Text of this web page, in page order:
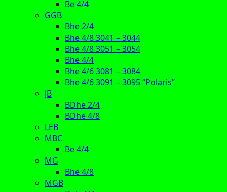
Be 4/4
GGB
Bhe 2/4
Bhe 4/8 3041 – 3044
Bhe 4/8 3051 – 3054
Bhe 4/4
Bhe 4/6 3081 – 3084
Bhe 4/6 3091 – 3095 “Polaris”
JB
BDhe 2/4
BDhe 4/8
LEB
MBC
Be 4/4
MG
Bhe 4/8
MGB